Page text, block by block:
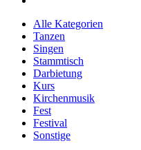
Alle Kategorien
Tanzen
Singen
Stammtisch
Darbietung
Kurs
Kirchenmusik
Fest
Festival
Sonstige